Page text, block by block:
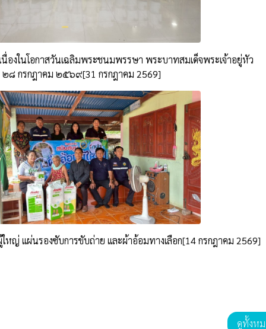
นื่องในโอกาสวันเฉลิมพระชนมพรรษา พระบาทสมเด็จพระเจ้าอยู่หัว
๒๘ กรกฎาคม ๒๕๖๙[31 กรกฎาคม 2569]
หญ่ แผ่นรองซับการขับถ่าย และผ้าอ้อมทางเลือก[14 กรกฎาคม 2569]
ดูทั้งห